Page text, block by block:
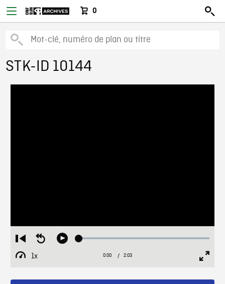
0
STK-ID 10144
Restart
from
beginning
Seek
Play Loaded:
1x
Playback
Current
0:00 / Duration
2:03